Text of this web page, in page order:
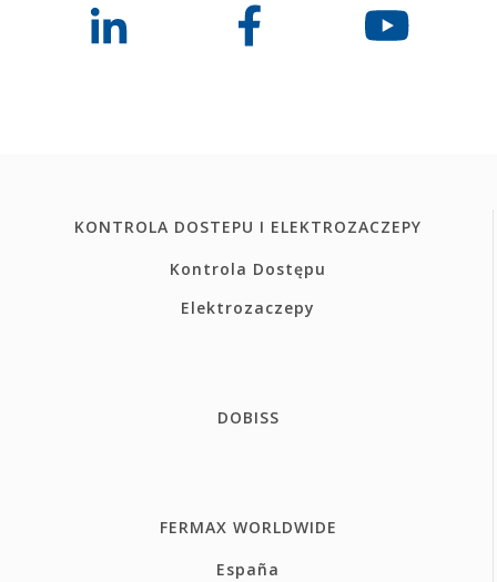
KONTROLA DOSTEPU I ELEKTROZACZEPY
Kontrola Dostępu
Elektrozaczepy
DOBISS
FERMAX WORLDWIDE
España